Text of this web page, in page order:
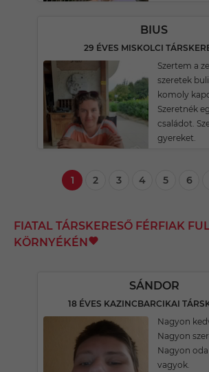
BIUS
29 ÉVES MISKOLCI
Szertem a
szeretek
komoly
Szeretnék
családot.
gyereket.
1 2 3 4 5 6
FIATAL TÁRSKERESŐ FÉRFIAK
KÖRNYÉKÉN
SÁNDOR
18 ÉVES KAZINCBARCIKAI
Nagyon
Nagyon
Nagyon
vagyok.